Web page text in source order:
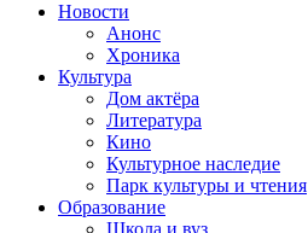
Новости
Анонс
Хроника
Культура
Дом актёра
Литература
Кино
Культурное наследие
Парк культуры и чтения
Образование